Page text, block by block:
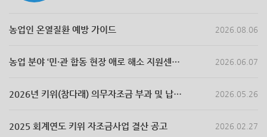
을 충분히 제공하고 매시간 10분 이상 휴식을 반드시
할 경우 농업인도 중대재해처벌법 등 관련 법령에 따른
해 폭염 안전수칙을 반드시 준수해 주시기 바랍니다.감
농업인 온열질환 예방 가이드 2026.08.06
농업 분야 ‘민·관 합동 현장 애로 해소 지원센터’ 구축 안내 2026.06.07
2026년 키위(참다래) 의무자조금 부과 및 납부 안내 2026.05.26
2025 회계연도 키위 자조금사업 결산 공고 2026.02.27